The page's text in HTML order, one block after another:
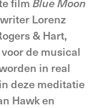
Lorenz
& Hart,
de musical
in real
deze meditatie
Hawk en